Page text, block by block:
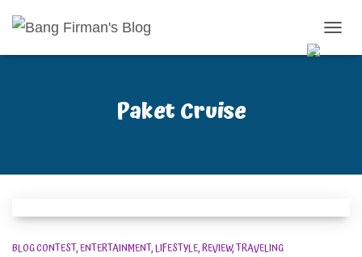
Paket Cruise
BLOG CONTEST ENTERTAINMENT LIFESTYLE REVIEW TRAVELING